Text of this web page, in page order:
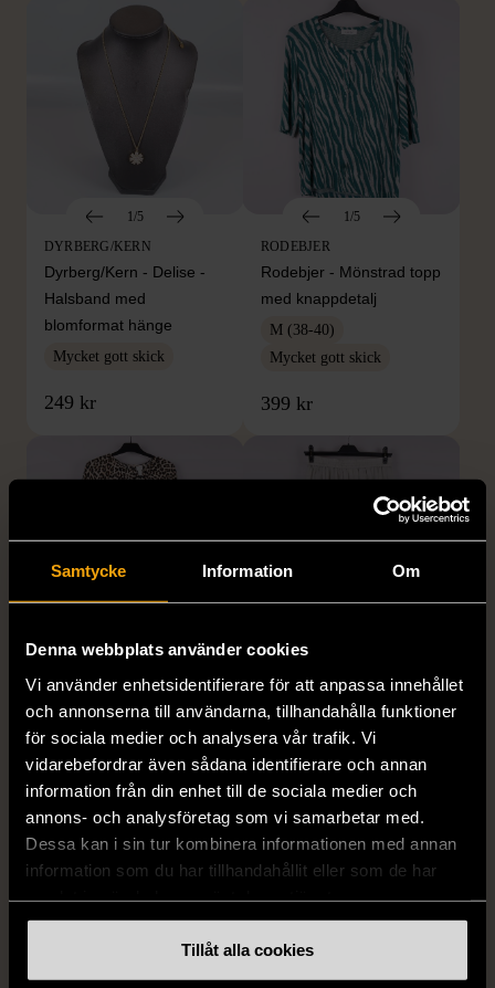
Samtycke Information Om
Denna webbplats använder cookies
Vi använder enhetsidentifierare för att anpassa innehållet
och annonserna till användarna, tillhandahålla funktioner
för sociala medier och analysera vår trafik. Vi
vidarebefordrar även sådana identifierare och annan
information från din enhet till de sociala medier och
annons- och analysföretag som vi samarbetar med.
Dessa kan i sin tur kombinera informationen med annan
information som du har tillhandahållit eller som de har
Tillåt alla cookies
1/5
DYRBERG/KERN
Dyrberg/Kern - Delise -
Halsband med
blomformat hänge
Mycket gott skick
249 kr
1/5
RODEBJER
Rodebjer - Mönstrad topp
med knappdetalj
M (38-40)
Mycket gott skick
399 kr
1/5
H&M
H&M - Leopardmönstrad
volangklänning
XS (32-34) Nytt skick
99 kr
H&M
H&M - Plisserad midikjol
med resårmidja -
Salviagrön
M (38-40) Gott skick
129 kr